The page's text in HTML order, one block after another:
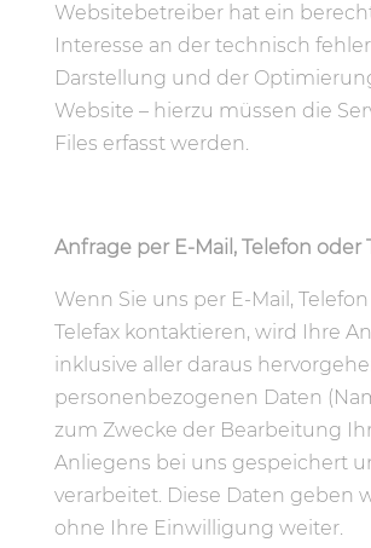
Websitebetreiber hat ein
Interesse an der technisch
Darstellung und der
Website – hierzu müssen die
Files erfasst werden.
Anfrage per E-Mail, Telefon oder
Wenn Sie uns per E-Mail,
Telefax kontaktieren, wird Ihre
inklusive aller daraus
personenbezogenen Daten
zum Zwecke der Bearbeitung
Anliegens bei uns gespeichert
verarbeitet. Diese Daten geben
ohne Ihre Einwilligung weiter.